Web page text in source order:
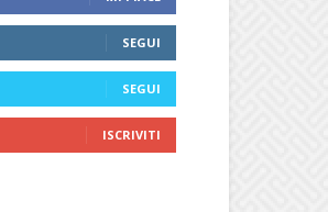
SEGUI
SEGUI
ISCRIVITI